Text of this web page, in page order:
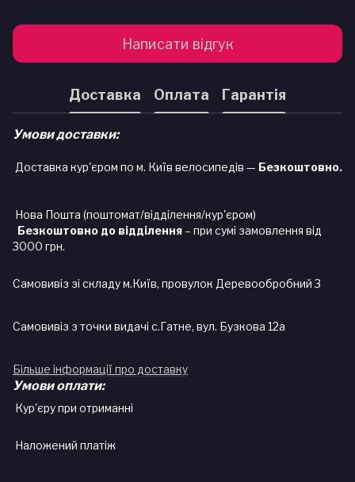
Написати відгук
Доставка Оплата Гарантія
Умови доставки:
Доставка кур'єром по м. Київ велосипедів — Безкоштовно.
Нова Пошта (поштомат/відділення/кур'єром)
Безкоштовно до відділення – при сумі замовлення від
3000 грн.
Самовивіз зі складу м.Київ, провулок Деревообробний 3
Самовивіз з точки видачі с.Гатне, вул. Бузкова 12а
Більше інформації про доставку
Умови оплати:
Кур'єру при отриманні
Наложений платіж